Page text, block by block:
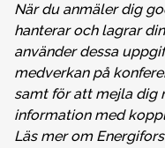
När du anmäler dig
hanterar och lagrar
använder dessa
medverkan på
samt för att mejla dig
information med
Läs mer om